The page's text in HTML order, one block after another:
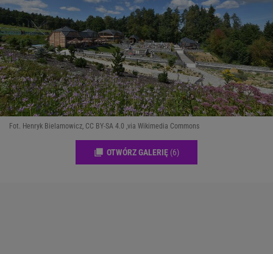
Fot. Henryk Bielamowicz, CC BY-SA 4.0 ,via Wikimedia Commons
OTWÓRZ GALERIĘ (6)